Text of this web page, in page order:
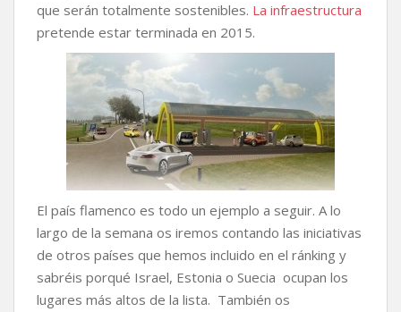
que serán totalmente sostenibles. La infraestructura
pretende estar terminada en 2015.
El país flamenco es todo un ejemplo a seguir. A lo
largo de la semana os iremos contando las iniciativas
de otros países que hemos incluido en el ránking y
sabréis porqué Israel, Estonia o Suecia ocupan los
lugares más altos de la lista. También os